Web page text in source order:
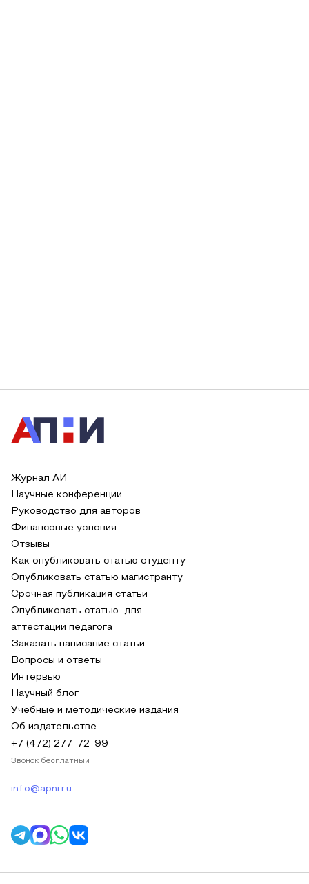
Журнал АИ
Научные конференции
Руководство для авторов
Финансовые условия
Отзывы
Как опубликовать статью студенту
Опубликовать статью магистранту
Срочная публикация статьи
Опубликовать статью для
аттестации педагога
Заказать написание статьи
Вопросы и ответы
Интервью
Научный блог
Учебные и методические издания
Об издательстве
+7 (472) 277-72-99
Звонок бесплатный
info@apni.ru